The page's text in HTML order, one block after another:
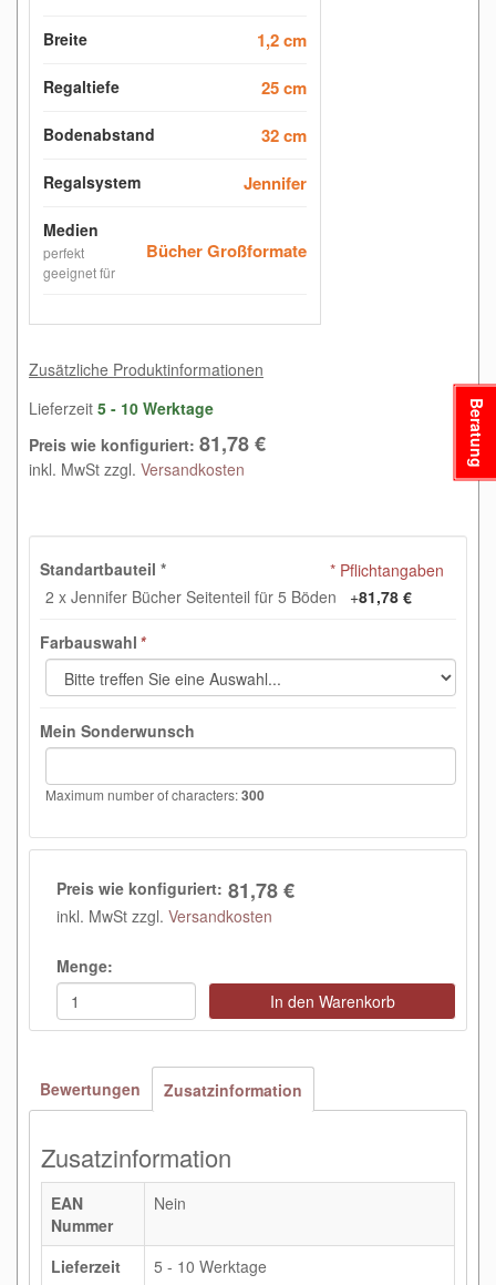
Breite 1,2 cm
Regaltiefe 25 cm
Bodenabstand 32 cm
Regalsystem Jennifer
Medien
perfekt
geeignet für
Bücher Großformate
Zusätzliche Produktinformationen
Lieferzeit 5 - 10 Werktage
Preis wie konfiguriert: 81,78 €
inkl. MwSt zzgl. Versandkosten
Standartbauteil *
2 x Jennifer Bücher Seitenteil für 5 Böden +81,78 €
Farbauswahl *
Mein Sonderwunsch
Maximum number of characters:300
* Pflichtangaben
Preis wie konfiguriert: 81,78 €
inkl. MwSt zzgl. Versandkosten
Menge:
In den Warenkorb
Bewertungen Zusatzinformation
Zusatzinformation
EAN
Nummer
Nein
Lieferzeit 5 - 10 Werktage
Beratung